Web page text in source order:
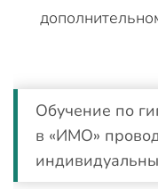
Обучение по
в «ИМО»